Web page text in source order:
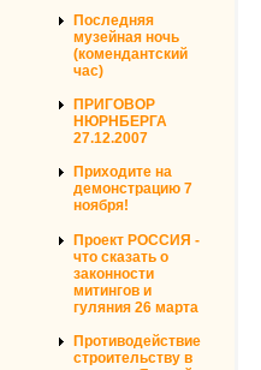
Последняя
музейная ночь
(комендантский
час)
ПРИГОВОР
НЮРНБЕРГА
27.12.2007
Приходите на
демонстрацию 7
ноября!
Проект РОССИЯ -
что сказать о
законности
митингов и
гуляния 26 марта
Противодействие
строительству в